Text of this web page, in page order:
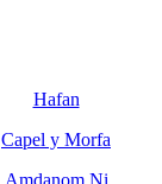
Hafan
Capel y Morfa